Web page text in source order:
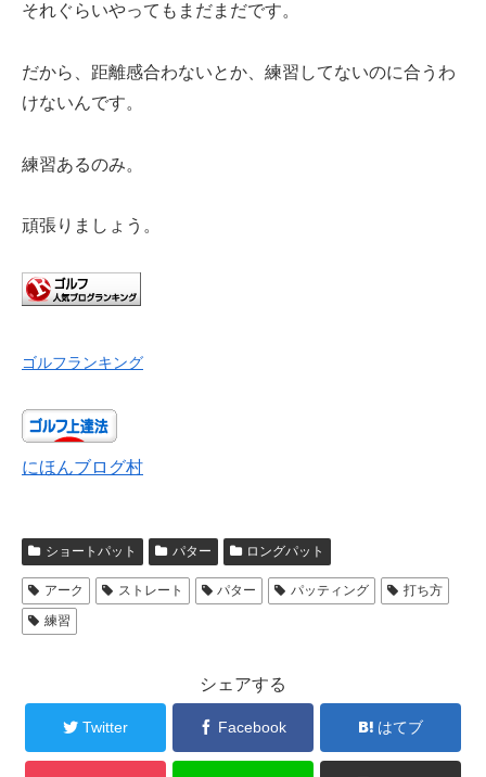
それぐらいやってもまだまだです。
だから、距離感合わないとか、練習してないのに合うわ
けないんです。
練習あるのみ。
頑張りましょう。
ゴルフランキング
にほんブログ村
ショートパット パター ロングパット
アーク ストレート パター パッティング
打ち方
練習
シェアする
Twitter Facebook はてブ